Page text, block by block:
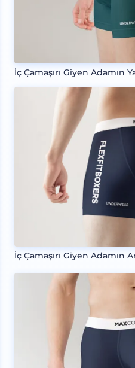
İç Çamaşırı Giyen Adamın
İç Çamaşırı Giyen Adamın